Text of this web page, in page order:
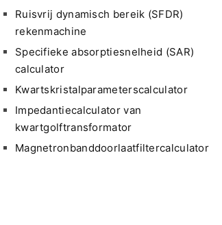
Ruisvrij dynamisch bereik (SFDR)
rekenmachine
Specifieke absorptiesnelheid (SAR)
calculator
Kwartskristalparameterscalculator
Impedantiecalculator van
kwartgolftransformator
Magnetronbanddoorlaatfiltercalculator